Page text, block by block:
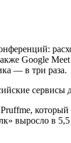
Google
— в три раза.
выросло в